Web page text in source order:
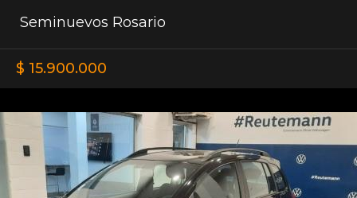
Seminuevos Rosario
$ 15.900.000